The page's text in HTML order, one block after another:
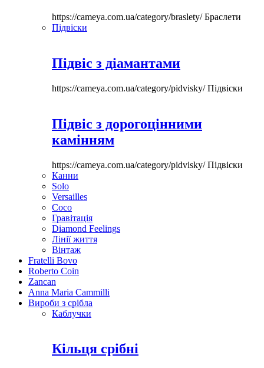
https://cameya.com.ua/category/braslety/Браслети
Підвіски
Підвіс з діамантами
https://cameya.com.ua/category/pidvisky/Підвіски
Підвіс з дорогоцінними
камінням
https://cameya.com.ua/category/pidvisky/Підвіски
Канни
Solo
Versailles
Coco
Гравітація
Diamond Feelings
Лінії життя
Вінтаж
Fratelli Bovo
Roberto Coin
Zancan
Anna Maria Cammilli
Вироби з срібла
Каблучки
Кільця срібні